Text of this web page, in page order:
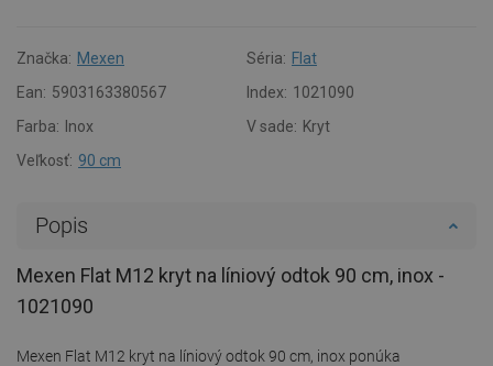
Značka: Mexen Séria: Flat
Ean: 5903163380567 Index: 1021090
Farba:
Inox V sade: Kryt
Veľkosť: 90 cm
Popis
Mexen Flat M12 kryt na líniový odtok 90 cm, inox -
1021090
Mexen Flat M12 kryt na líniový odtok 90 cm, inox ponúka